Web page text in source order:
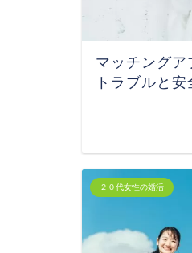
マッチングア
トラブルと
２０代女性の婚活